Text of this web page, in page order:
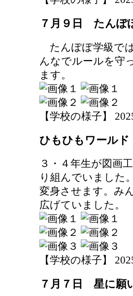
７月９日 たんぽ
たんぽぽ学級で
んなでルールを守
ます。
【学校の様子】
ひもひもワールド
３・４年生が図画
り組んでいました
変身させます。み
広げていました。
【学校の様子】
７月７日 星に願